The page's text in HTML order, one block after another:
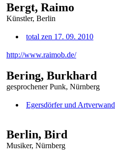
Bergt, Raimo
Künstler, Berlin
total zen 17. 09. 2010
http://www.raimob.de/
Bering, Burkhard
gesprochener Punk, Nürnberg
Egersdörfer und
Berlin, Bird
Musiker, Nürnberg